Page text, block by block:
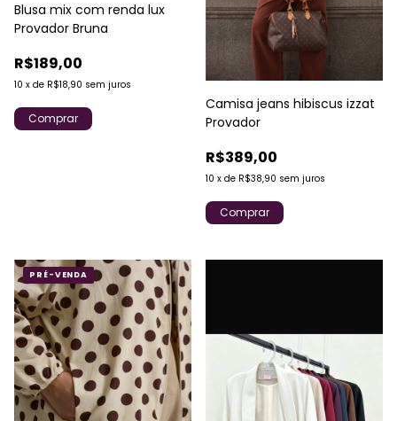
Blusa mix com renda lux
Provador Bruna
R$189,00
10 x de R$18,90 sem juros
Comprar
Camisa jeans hibiscus izzat
Provador
R$389,00
10 x de R$38,90 sem juros
Comprar
PRÉ-VENDA